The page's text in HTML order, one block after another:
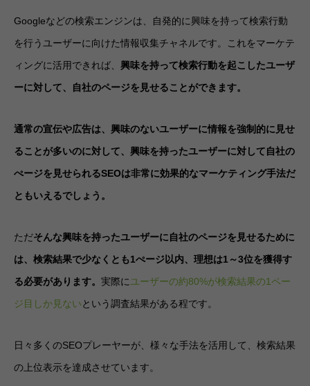
Googleなどの検索エンジンは、自発的に興味を持って検索行動
を行うユーザーに向けた情報収集チャネルです。これをマーケテ
ィングに活用できれば、 興味を持って検索行動を起こしたユーザ
ーに対して、自社のページを見せることができます。
通常の宣伝や広告は、興味のないユーザーに情報を強制的に見せ
ることが多いのに対して、興味を持ったユーザーに対して自社の
ぺージを見せられるSEOは非常に効果的なマーケティング手法だ
ともいえるでしょう。
ただそんな興味を持ったユーザーに自社のページを見せるために
は、検索結果で少なくとも1ぺージ以内、理想は1～3位を獲得す
る必要があります。 実際にユーザーの約80%が検索結果の1ペー
ジ目しか見ないという調査結果がある程です。
日々多くのSEOプレーヤーが、様々な手法を活用して、検索結果
の上位表示を達成させています。